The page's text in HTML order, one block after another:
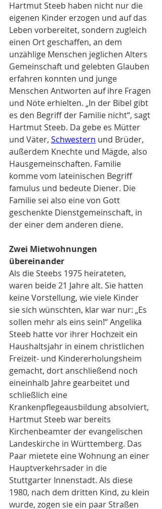
Hartmut Steeb haben nicht nur die
eigenen Kinder erzogen und auf das
Leben vorbereitet, sondern zugleich
einen Ort geschaffen, an dem
unzählige Menschen jeglichen Alters
Gemeinschaft und gelebten Glauben
erfahren konnten und junge
Menschen Antworten auf ihre Fragen
und Nöte erhielten. „In der Bibel gibt
es den Begriff der Familie nicht“, sagt
Hartmut Steeb. Da gebe es Mütter
und Väter, Schwestern und Brüder,
außerdem Knechte und Mägde, also
Hausgemeinschaften. Familie
komme vom lateinischen Begriff
famulus und bedeute Diener. Die
Familie sei also eine von Gott
geschenkte Dienstgemeinschaft, in
der einer dem anderen diene.
Zwei Mietwohnungen
übereinander
Als die Steebs 1975 heirateten,
waren beide 21 Jahre alt. Sie hatten
keine Vorstellung, wie viele Kinder
sie sich wünschten, klar war nur: „Es
sollen mehr als eins sein!“ Angelika
Steeb hatte vor ihrer Hochzeit ein
Haushaltsjahr in einem christlichen
Freizeit- und Kindererholungsheim
gemacht, dort anschließend noch
eineinhalb Jahre gearbeitet und
schließlich eine
Krankenpflegeausbildung absolviert,
Hartmut Steeb war bereits
Kirchenbeamter der evangelischen
Landeskirche in Württemberg. Das
Paar mietete eine Wohnung an einer
Hauptverkehrsader in die
Stuttgarter Innenstadt. Als diese
1980, nach dem dritten Kind, zu klein
wurde, zogen sie ein paar Straßen